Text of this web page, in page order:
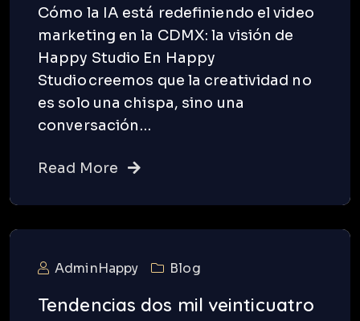
Cómo la IA está redefiniendo el video
marketing en la CDMX: la visión de
Happy Studio En Happy
Studio creemos que la creatividad no
es solo una chispa, sino una
conversación…
Read More
AdminHappy Blog
Tendencias dos mil veinticuatro